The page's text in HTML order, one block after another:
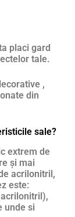
placi gard
tale.
,
din
sale?
extrem de
și mai
acrilonitril,
este:
unde si